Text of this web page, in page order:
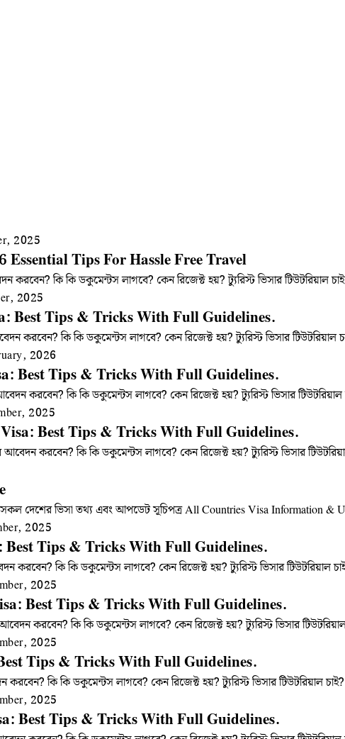
2025
Essential Tips For Hassle Free Travel
করবেন? কি কি ডকুমেন্টস লাগবে? কেন রিজেক্ট হয়? ট্যুরিস্ট ভিসার টিউটরিয়াল
2025
Best Tips & Tricks With Full Guidelines.
করবেন? কি কি ডকুমেন্টস লাগবে? কেন রিজেক্ট হয়? ট্যুরিস্ট ভিসার
2026
Best Tips & Tricks With Full Guidelines.
করবেন? কি কি ডকুমেন্টস লাগবে? কেন রিজেক্ট হয়? ট্যুরিস্ট ভিসার
2025
Visa: Best Tips & Tricks With Full Guidelines.
আবেদন করবেন? কি কি ডকুমেন্টস লাগবে? কেন রিজেক্ট হয়? ট্যুরিস্ট ভিসার
সকল দেশের ভিসা তথ্য এবং আপডেট সূচিপত্র All Countries Visa Information
2025
Best Tips & Tricks With Full Guidelines.
করবেন? কি কি ডকুমেন্টস লাগবে? কেন রিজেক্ট হয়? ট্যুরিস্ট ভিসার
2025
Best Tips & Tricks With Full Guidelines.
করবেন? কি কি ডকুমেন্টস লাগবে? কেন রিজেক্ট হয়? ট্যুরিস্ট ভিসার
2025
Best Tips & Tricks With Full Guidelines.
করবেন? কি কি ডকুমেন্টস লাগবে? কেন রিজেক্ট হয়? ট্যুরিস্ট ভিসার টিউটরিয়াল
2025
Best Tips & Tricks With Full Guidelines.